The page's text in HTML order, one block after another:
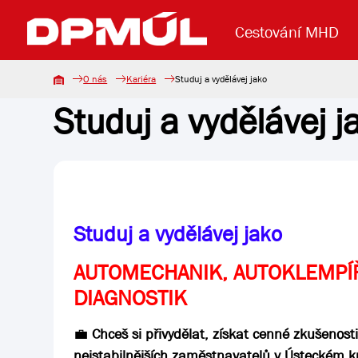
Cestování MHD
Uzavření mostu Dr. E. Beneše Koupit
Lanová dráha Reklama
Základní údaje Aktuality
O nás Kariéra Studuj a vydělávej jako
Studuj a vydělávej
Studuj a vydělávej jako
AUTOMECHANIK,
DIAGNOSTIK
💼Chceš si přivydělat, získat cenné